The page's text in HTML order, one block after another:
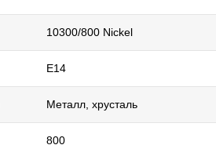
10300/800 Nickel
E14
Металл, хрусталь
800